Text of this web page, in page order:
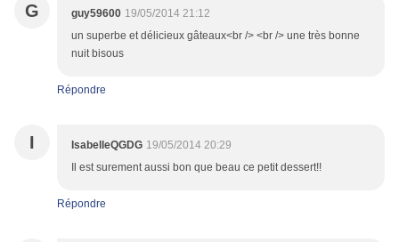
G guy59600 19/05/2014 21:12
un superbe et délicieux gâteaux<br /> <br /> une très bonne
nuit bisous
Répondre
I IsabelleQGDG 19/05/2014 20:29
Il est surement aussi bon que beau ce petit dessert!!
Répondre